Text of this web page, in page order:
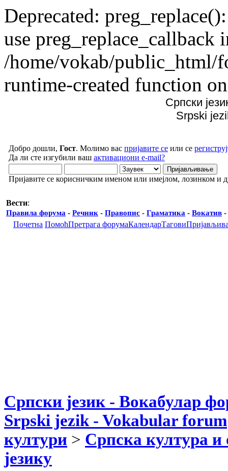
Deprecated:
use preg_replace_callback
/home/vokab/public_html/
runtime-created function
Српски
Srpski
Добро дошли, Гост. Молимо вас пријавите се или се
Да ли сте изгубили ваш активациони e-mail?
Пријавите се корисничким именом или имејлом, лозинком и
Вести:
Правила форума - Речник - Правопис - Граматика - Вокатив -
Почетна ПомоћПретрага форумаКалендарТагови
Српски језик - Вокабулар
Srpski jezik - Vokabular forum
култури > Српска култура и
језику